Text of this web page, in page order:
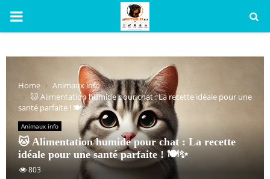
PRIMARY
Home
Animaux info
🐱 Alimentation humide pour chat : La recette idéale pour une
santé parfaite ! 🍽️✨
Animaux info
🐱 Alimentation humide pour chat : La recette
idéale pour une santé parfaite ! 🍽️✨
803